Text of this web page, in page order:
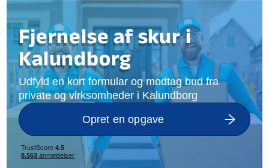
Fjernelse af skur i
Kalundborg
Udfyld en kort formular og modtag bud fra
private og virksomheder i Kalundborg
Opret en opgave